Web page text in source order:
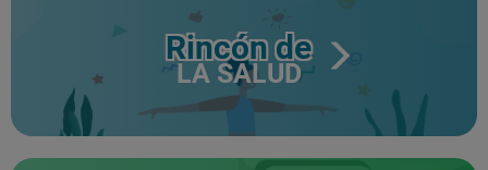
Rincón de
LA SALUD